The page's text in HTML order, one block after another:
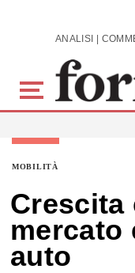
Skip to main content
MOBILITÀ
Crescita
mercato
auto